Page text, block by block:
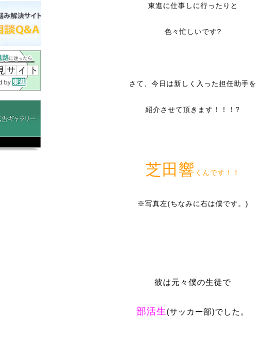
東進に仕事しに行ったりと
色々忙しいです?
さて、今日は新しく入った担任助手を
紹介させて頂きます！！！?
芝田響 くんです！！
※写真左(ちなみに右は僕です。)
彼は元々僕の生徒で
部活生 (サッカー部)でした。